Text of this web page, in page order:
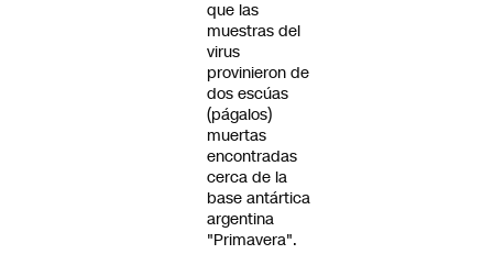
que las
muestras del
virus
provinieron de
dos escúas
(págalos)
muertas
encontradas
cerca de la
base antártica
argentina
"Primavera".